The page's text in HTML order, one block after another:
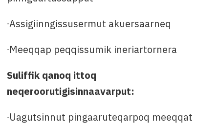
∙Assigiinngissusermut akuersaarneq
∙Meeqqap peqqissumik ineriartornera
Suliffik qanoq ittoq
neqeroorutigisinnaavarput:
∙Uagutsinnut pingaaruteqarpoq meeqqat